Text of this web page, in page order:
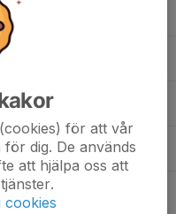
för att vår
dig. De används
att hjälpa oss att
cookies